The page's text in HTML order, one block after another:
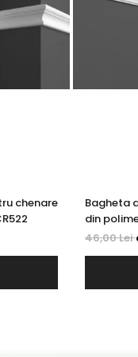
chenare
Bagheta
din
46,00 Lei